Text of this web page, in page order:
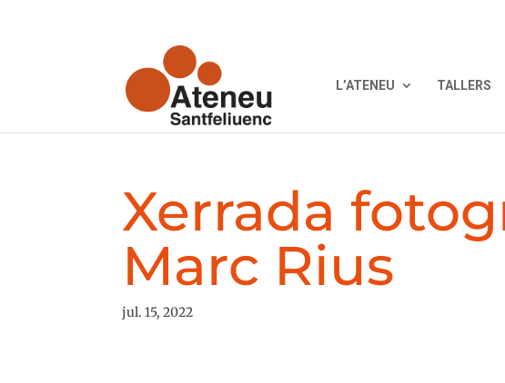
L’ATENEU TALLERS
Xerrada
Marc Rius
jul. 15, 2022